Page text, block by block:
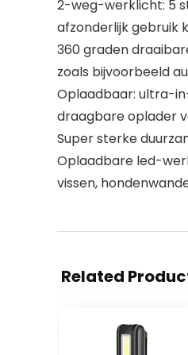
2-weg-werklicht: 5
afzonderlijk gebruik
360 graden
zoals bijvoorbeeld
Oplaadbaar: ultra-
draagbare oplader
Super sterke
Oplaadbare led-
vissen,
Related